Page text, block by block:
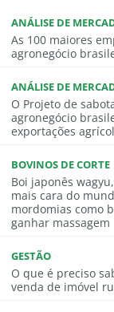
ANÁLISE DE
As 100 maiores
agronegócio
ANÁLISE DE
O Projeto de
agronegócio
exportações
BOVINOS DE CORTE
Boi japonês
mais cara do
mordomias como
ganhar massagem
GESTÃO
O que é preciso
venda de imóvel